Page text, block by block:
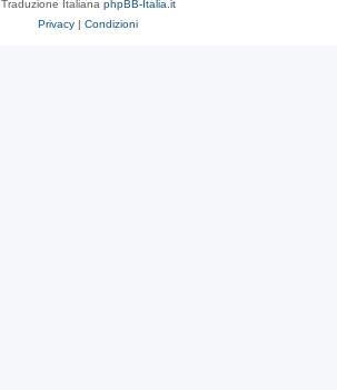
Traduzione Italiana phpBB-Italia.it
Privacy | Condizioni